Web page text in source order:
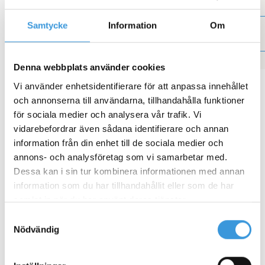
Samtycke Information Om
Denna webbplats använder cookies
Vi använder enhetsidentifierare för att anpassa innehållet
och annonserna till användarna, tillhandahålla funktioner
för sociala medier och analysera vår trafik. Vi
vidarebefordrar även sådana identifierare och annan
information från din enhet till de sociala medier och
annons- och analysföretag som vi samarbetar med.
Dessa kan i sin tur kombinera informationen med annan
information som du har tillhandahållit eller som de har
samlat in när du har använt deras tjänster.
Nödvändig
Läs mer &
intresseanmälan
Läs mer &
intresseanmälan
Utbildningen hålls av